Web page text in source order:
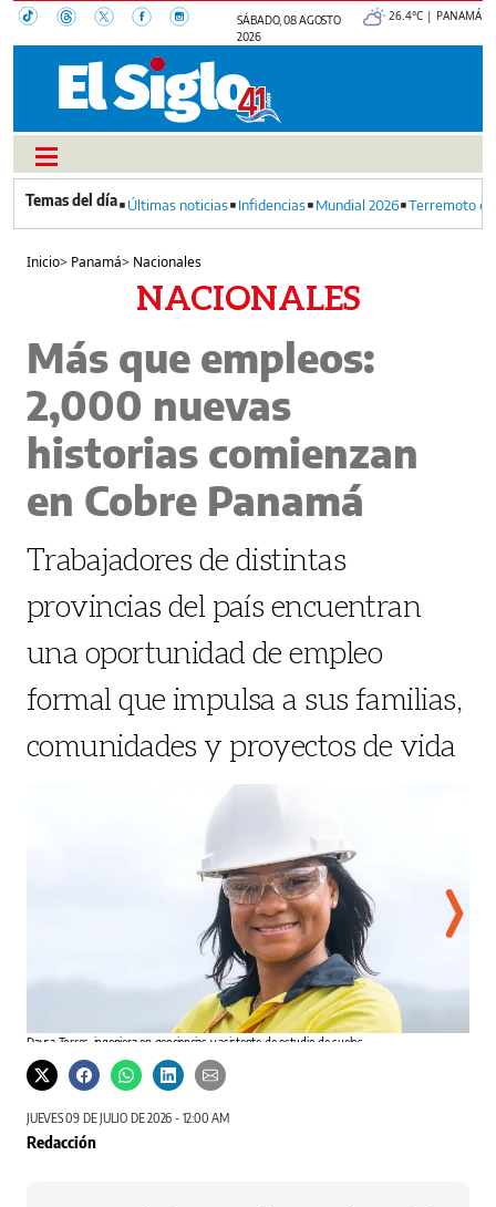
SÁBADO, 08 AGOSTO
2026
26.4°C | PANAMÁ
Últimas noticias Infidencias Mundial 2026 Terremoto
Inicio> Panamá> Nacionales
NACIONALES
Más que empleos:
2,000 nuevas
historias comienzan
en Cobre Panamá
Trabajadores de distintas
provincias del país encuentran
una oportunidad de empleo
formal que impulsa a sus familias,
comunidades y proyectos de vida
Daysa Torres, ingeniera en geociencias y asistente de estudio de suelos.
JUEVES 09 DE JULIO DE 2026 - 12:00 AM
Redacción